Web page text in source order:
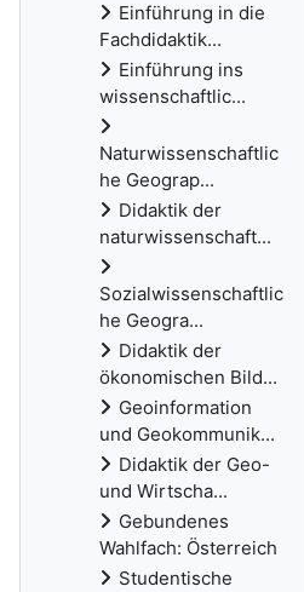
Einführung in die
Fachdidaktik...
Einführung ins
wissenschaftlic...
Naturwissenschaftlic
he Geograp...
Didaktik der
naturwissenschaft...
Sozialwissenschaftlic
he Geogra...
Didaktik der
ökonomischen Bild...
Geoinformation
und Geokommunik...
Didaktik der Geo-
und Wirtscha...
Gebundenes
Wahlfach: Österreich
Studentische